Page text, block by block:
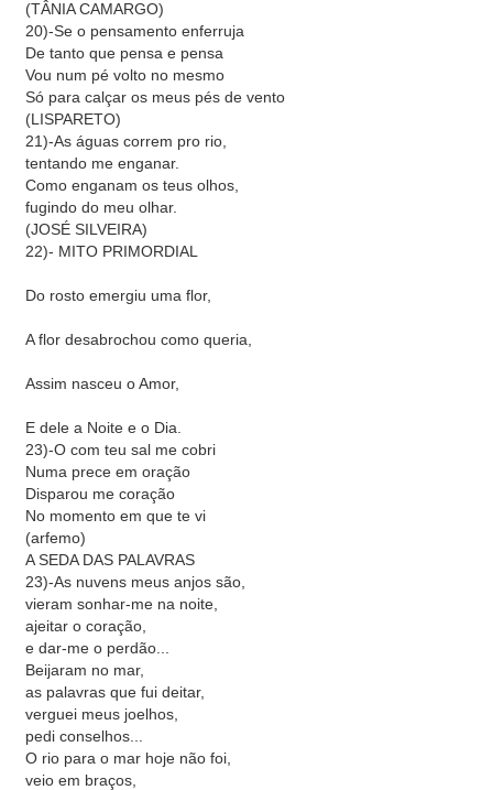
(TÂNIA CAMARGO)
20)-Se o pensamento enferruja
De tanto que pensa e pensa
Vou num pé volto no mesmo
Só para calçar os meus pés de vento
(LISPARETO)
21)-As águas correm pro rio,
tentando me enganar.
Como enganam os teus olhos,
fugindo do meu olhar.
(JOSÉ SILVEIRA)
22)- MITO PRIMORDIAL
Do rosto emergiu uma flor,
A flor desabrochou como queria,
Assim nasceu o Amor,
E dele a Noite e o Dia.
23)-O com teu sal me cobri
Numa prece em oração
Disparou me coração
No momento em que te vi
(arfemo)
A SEDA DAS PALAVRAS
23)-As nuvens meus anjos são,
vieram sonhar-me na noite,
ajeitar o coração,
e dar-me o perdão...
Beijaram no mar,
as palavras que fui deitar,
verguei meus joelhos,
pedi conselhos...
O rio para o mar hoje não foi,
veio em braços,